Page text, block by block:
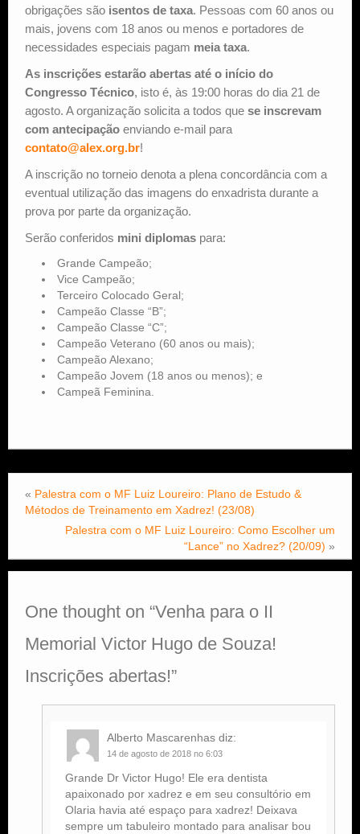
obrigações são isentos de taxa. Pessoas com 60 anos ou
mais, jovens com 18 anos ou menos e portadores de
necessidades especiais pagam meia taxa.
As inscrições estarão abertas até o início do
Congresso Técnico, isto é, às 19:00 horas do dia 21 de
agosto. A organização solicita a todos que se inscrevam
com antecipação enviando e-mail para
contato@alex.org.br!
A inscrição no torneio denota a plena concordância com a
eventual utilização das imagens do enxadrista durante a
prova por parte da organização.
Serão conferidos mini diplomas para:
Grande Campeão;
Vice Campeão;
Terceiro Colocado Geral;
Campeão Classe “B”;
Campeão Classe “C”;
Campeão Veterano (60 anos ou mais);
Campeão Alexano;
Campeão Jovem (18 anos ou menos); e
Campeã Feminina.
« Palestra com o MF Luiz Loureiro: Plano de Estudo &
Métodos de Treinamento em Xadrez! (23/08)
Palestra com o MF Luiz Loureiro: Como Escolher um
“Lance” no Xadrez? (20/09) »
One thought on “Venha para o II
Memorial Victor Hugo de Souza!
Inscrições abertas!”
Alberto Mascarenhas diz:
14 de agosto de 2018 no 6:03
Grande Dr Victor Hugo! Ele era dentista
apaixonado por xadrez e em seu consultório em
Olaria havia até espaço para xadrez! Deixava
sempre um tabuleiro montado para analisar bou